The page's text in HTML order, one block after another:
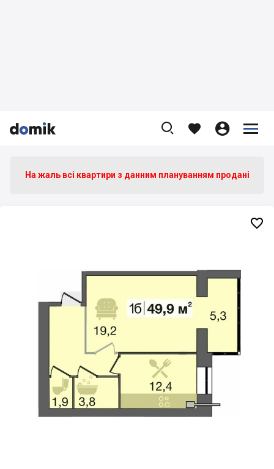


    


На жаль всі квартири з данним плануванням продані
